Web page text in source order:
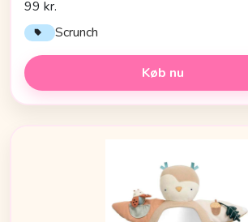
99 kr.
Scrunch
Køb nu